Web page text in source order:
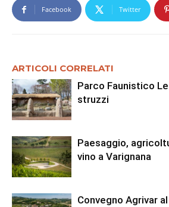
Facebook Twitter
ARTICOLI CORRELATI
Parco Faunistico
struzzi
Paesaggio,
vino a Varignana
Convegno Agrivar